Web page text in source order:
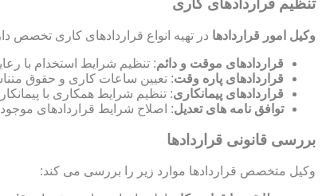
تنظیم قراردادهای کاری
وکیل امور قراردادها در تهیه انواع قراردادهای کاری تخصص
قراردادهای موقت و دائم: تنظیم شرایط استخدام با
قراردادهای پاره وقت: تعیین ساعات کاری و حقوق
قراردادهای پیمانکاری: تنظیم شرایط همکاری با
توافق نامه های تعدیل: اصلاح شرایط قراردادهای موجود
بررسی قانونی قراردادها
وکیل متخصص قراردادها موارد زیر را بررسی می کند: